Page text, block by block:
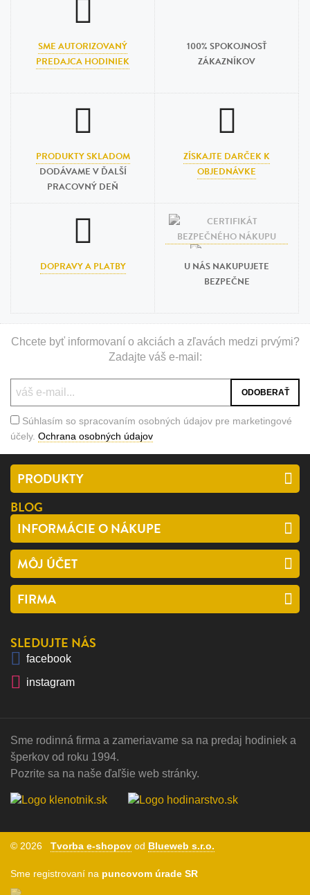
SME AUTORIZOVANÝ
PREDAJCA HODINIEK
100% SPOKOJNOSŤ
ZÁKAZNÍKOV
PRODUKTY SKLADOM
DODÁVAME V ĎALŠÍ
PRACOVNÝ DEŇ
ZÍSKAJTE DARČEK K
OBJEDNÁVKE
DOPRAVY A PLATBY
U NÁS NAKUPUJETE
BEZPEČNE
Chcete byť informovaní o akciách a zľavách medzi prvými?
Zadajte váš e-mail:
Súhlasím so spracovaním osobných údajov pre marketingové
účely. Ochrana osobných údajov
PRODUKTY
BLOG
INFORMÁCIE O NÁKUPE
MÔJ ÚČET
FIRMA
SLEDUJTE NÁS
facebook
instagram
Sme rodinná firma a zameriavame sa na predaj hodiniek a
šperkov od roku 1994.
Pozrite sa na naše ďaľšie web stránky.
© 2026 Tvorba e-shopov od Blueweb s.r.o.
Sme registrovaní na puncovom úrade SR
VÁŽIME SI VAŠE SÚKROMIE
zážitok z prehliadania. Všetky dôležité informácie
Ak súhlasíte s prijatím všetkých cookies, ktoré sa nachádzajú
na tomto webe, môžete to potvrdiť tlačidlom “Súhlasím a
tlačidlo “Upraviť nastavenia cookies".